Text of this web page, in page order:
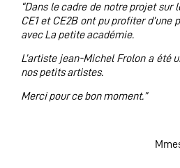
“Dans le cadre de notre projet sur
CE1 et CE2B ont pu profiter
avec La petite académie.
L’artiste jean-Michel Frolon a été
nos petits artistes.
Merci pour ce bon moment.”